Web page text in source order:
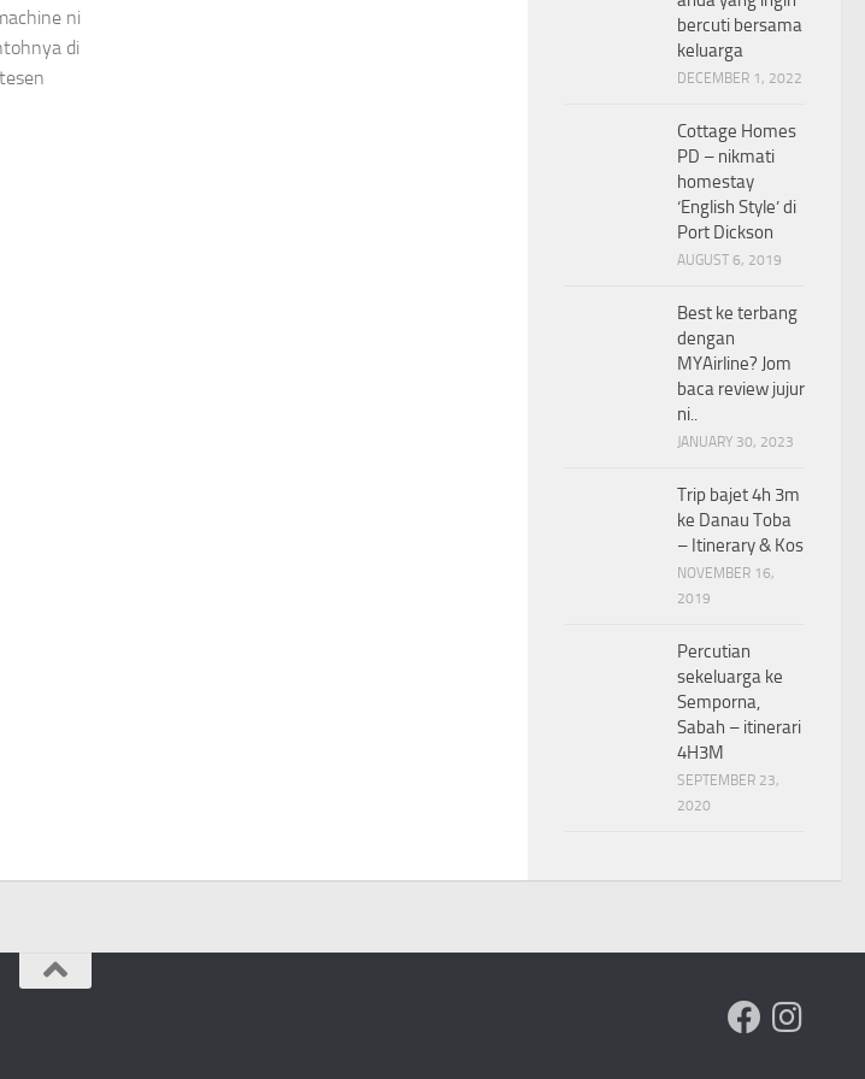
ni
di
bercuti bersama
keluarga
DECEMBER 1, 2022
Cottage Homes
PD – nikmati
homestay
‘English Style’ di
Port Dickson
AUGUST 6, 2019
Best ke terbang
dengan
MYAirline? Jom
baca review jujur
ni..
JANUARY 30, 2023
Trip bajet 4h 3m
ke Danau Toba
– Itinerary & Kos
NOVEMBER 16,
2019
Percutian
sekeluarga ke
Semporna,
Sabah – itinerari
4H3M
SEPTEMBER 23,
2020